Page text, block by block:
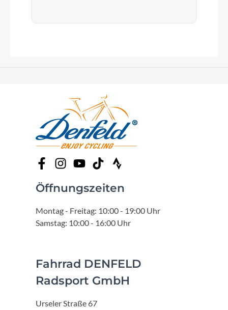
Öffnungszeiten
Montag - Freitag: 10:00 - 19:00 Uhr
Samstag: 10:00 - 16:00 Uhr
Fahrrad DENFELD
Radsport GmbH
Urseler Straße 67